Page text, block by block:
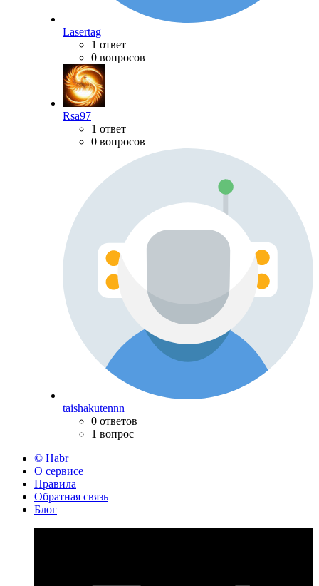
Lasertag
1 ответ
0 вопросов
Rsa97
1 ответ
0 вопросов
taishakutennn
0 ответов
1 вопрос
© Habr
О сервисе
Правила
Обратная связь
Блог